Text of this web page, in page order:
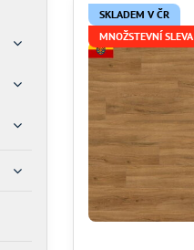
SKLADEM V ČR
MNOŽSTEVNÍ SLEVA